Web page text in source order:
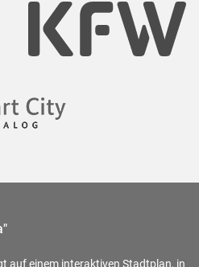
auf einem interaktiven Stadtplan, in